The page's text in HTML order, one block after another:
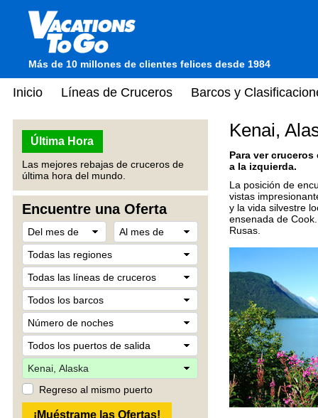
Más de 10 millones de clientes felices desde 1984
Inicio Líneas de Cruceros Barcos y
Última Hora
Las mejores rebajas de cruceros de
última hora del mundo.
Encuentre una Oferta
Regreso al mismo puerto
Kenai,
Para ver
a la izquierda.
La posición de
vistas
y la vida silvestre
ensenada de
Rusas.